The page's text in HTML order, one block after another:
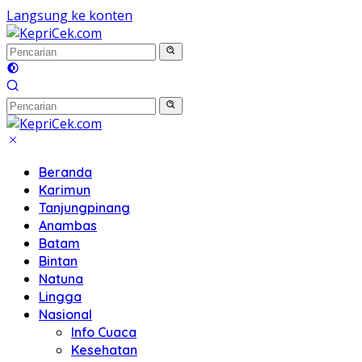
Langsung ke konten
Beranda
Karimun
Tanjungpinang
Anambas
Batam
Bintan
Natuna
Lingga
Nasional
Info Cuaca
Kesehatan